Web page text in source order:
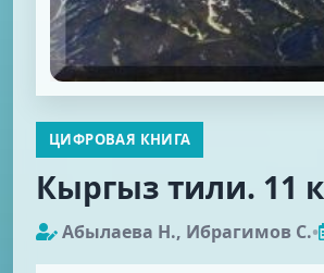
ЦИФРОВАЯ КНИГА
Кыргыз тили. 11
Абылаева Н., Ибрагимов С.•